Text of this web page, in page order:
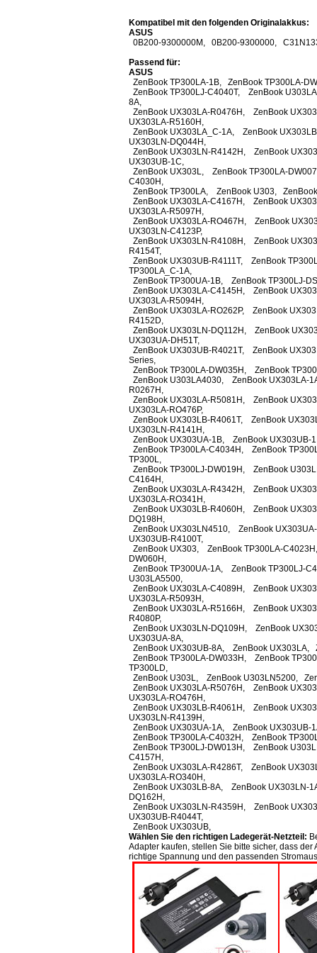
Kompatibel mit den folgenden Originalakkus:
ASUS
0B200-9300000M, 0B200-9300000,
Passend für:
ASUS
ZenBook TP300LA-1B, ZenBook TP300LA-
ZenBook TP300LJ-C4040T, ZenBook
8A,
ZenBook UX303LA-R0476H, ZenBook
UX303LA-R5160H,
ZenBook UX303LA_C-1A, ZenBook
UX303LN-DQ044H,
ZenBook UX303LN-R4142H, ZenBook
UX303UB-1C,
ZenBook UX303L, ZenBook TP300LA-
C4030H,
ZenBook TP300LA, ZenBook U303,
ZenBook UX303LA-C4167H, ZenBook
UX303LA-R5097H,
ZenBook UX303LA-RO467H, ZenBook
UX303LN-C4123P,
ZenBook UX303LN-R4108H, ZenBook
R4154T,
ZenBook UX303UB-R4111T, ZenBook
TP300LA_C-1A,
ZenBook TP300UA-1B, ZenBook TP300LJ-
ZenBook UX303LA-C4145H, ZenBook
UX303LA-R5094H,
ZenBook UX303LA-RO262P, ZenBook
R4152D,
ZenBook UX303LN-DQ112H, ZenBook
UX303UA-DH51T,
ZenBook UX303UB-R4021T, ZenBook
Series,
ZenBook TP300LA-DW035H, ZenBook
ZenBook U303LA4030, ZenBook UX303LA-
R0267H,
ZenBook UX303LA-R5081H, ZenBook
UX303LA-RO476P,
ZenBook UX303LB-R4061T, ZenBook
UX303LN-R4141H,
ZenBook UX303UA-1B, ZenBook UX303UB-
ZenBook TP300LA-C4034H, ZenBook
TP300L,
ZenBook TP300LJ-DW019H, ZenBook
C4164H,
ZenBook UX303LA-R4342H, ZenBook
UX303LA-RO341H,
ZenBook UX303LB-R4060H, ZenBook
DQ198H,
ZenBook UX303LN4510, ZenBook
UX303UB-R4100T,
ZenBook UX303, ZenBook TP300LA-
DW060H,
ZenBook TP300UA-1A, ZenBook TP300LJ-
U303LA5500,
ZenBook UX303LA-C4089H, ZenBook
UX303LA-R5093H,
ZenBook UX303LA-R5166H, ZenBook
R4080P,
ZenBook UX303LN-DQ109H, ZenBook
UX303UA-8A,
ZenBook UX303UB-8A, ZenBook UX303LA,
ZenBook TP300LA-DW033H, ZenBook
TP300LD,
ZenBook U303L, ZenBook U303LN5200,
ZenBook UX303LA-R5076H, ZenBook
UX303LA-RO476H,
ZenBook UX303LB-R4061H, ZenBook
UX303LN-R4139H,
ZenBook UX303UA-1A, ZenBook UX303UB-
ZenBook TP300LA-C4032H, ZenBook
ZenBook TP300LJ-DW013H, ZenBook
C4157H,
ZenBook UX303LA-R4286T, ZenBook
UX303LA-RO340H,
ZenBook UX303LB-8A, ZenBook UX303LN-
DQ162H,
ZenBook UX303LN-R4359H, ZenBook
UX303UB-R4044T,
ZenBook UX303UB,
Wählen Sie den richtigen Ladegerät-Netzteil:
Adapter kaufen, stellen Sie bitte sicher, dass
richtige Spannung und den passenden